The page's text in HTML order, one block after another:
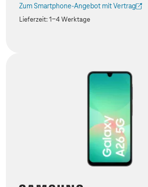
Zum Smartphone-Angebot mit Vertrag
(Der Link wird in einem neuen Tab geöffnet)
Lieferzeit:1-4 Werktage